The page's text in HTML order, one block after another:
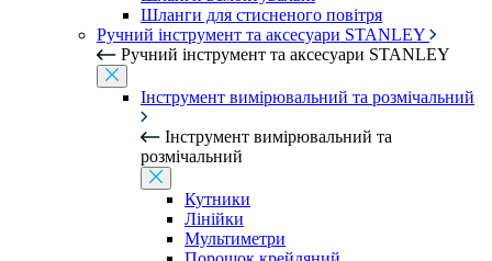
Шланги для стисненого повітря
Ручний інструмент та аксесуари STANLEY
Ручний інструмент та аксесуари STANLEY
Інструмент вимірювальний та розмічальний
Інструмент вимірювальний та
розмічальний
Кутники
Лінійки
Мультиметри